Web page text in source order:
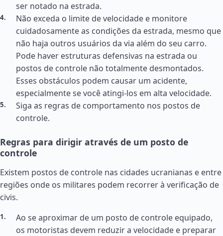
ser notado na estrada.
Não exceda o limite de velocidade e monitore
cuidadosamente as condições da estrada, mesmo que
não haja outros usuários da via além do seu carro.
Pode haver estruturas defensivas na estrada ou
postos de controle não totalmente desmontados.
Esses obstáculos podem causar um acidente,
especialmente se você atingi-los em alta velocidade.
Siga as regras de comportamento nos postos de
controle.
Regras para dirigir através de um posto de
controle
Existem postos de controle nas cidades ucranianas e entre
regiões onde os militares podem recorrer à verificação de
civis.
Ao se aproximar de um posto de controle equipado,
os motoristas devem reduzir a velocidade e preparar